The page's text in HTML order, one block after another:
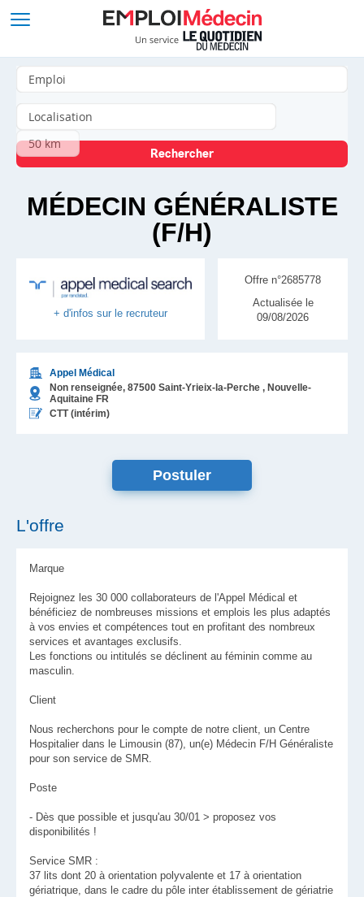
MÉDECIN GÉNÉRALISTE
(F/H)
+ d'infos sur le recruteur
Appel Médical
Non renseignée, 87500 Saint-Yrieix-la-Perche , Nouvelle-
Aquitaine FR
CTT (intérim)
Offre n°2685778
Actualisée le
09/08/2026
L'offre
Marque
Rejoignez les 30 000 collaborateurs de l'Appel Médical et
bénéficiez de nombreuses missions et emplois les plus adaptés
à vos envies et compétences tout en profitant des nombreux
services et avantages exclusifs.
Les fonctions ou intitulés se déclinent au féminin comme au
masculin.
Client
Nous recherchons pour le compte de notre client, un Centre
Hospitalier dans le Limousin (87), un(e) Médecin F/H Généraliste
pour son service de SMR.
Poste
- Dès que possible et jusqu'au 30/01 > proposez vos
disponibilités !
Service SMR :
37 lits dont 20 à orientation polyvalente et 17 à orientation
gériatrique, dans le cadre du pôle inter établissement de gériatrie